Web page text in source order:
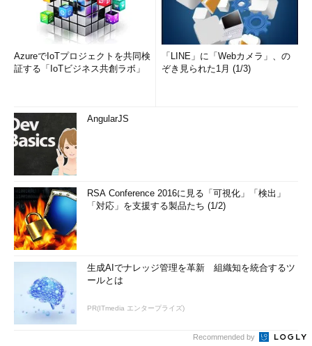
AzureでIoTプロジェクトを共同検
証する「IoTビジネス共創ラボ」
「LINE」に「Webカメラ」、の
ぞき見られた1月 (1/3)
AngularJS
RSA Conference 2016に見る「可視化」「検出」
「対応」を支援する製品たち (1/2)
生成AIでナレッジ管理を革新 組織知を統合するツ
ールとは
PR(ITmedia エンタープライズ)
Recommended by